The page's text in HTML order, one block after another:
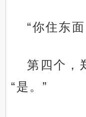
“你住东面
第四个，
“是。”